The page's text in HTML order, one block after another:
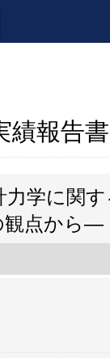
績報告書
力学に関
観点から―